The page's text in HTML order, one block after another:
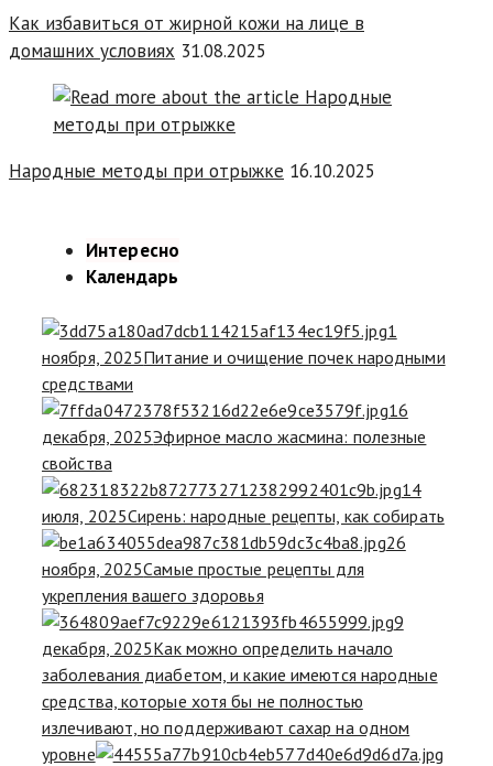
Как избавиться от жирной кожи на лице в
домашних условиях 31.08.2025
Народные методы при отрыжке 16.10.2025
Интересно
Календарь
1
ноября, 2025Питание и очищение почек народными
средствами
16
декабря, 2025Эфирное масло жасмина: полезные
свойства
14
июля, 2025Сирень: народные рецепты, как собирать
26
ноября, 2025Самые простые рецепты для
укрепления вашего здоровья
9
декабря, 2025Как можно определить начало
заболевания диабетом, и какие имеются народные
средства, которые хотя бы не полностью
излечивают, но поддерживают сахар на одном
уровне